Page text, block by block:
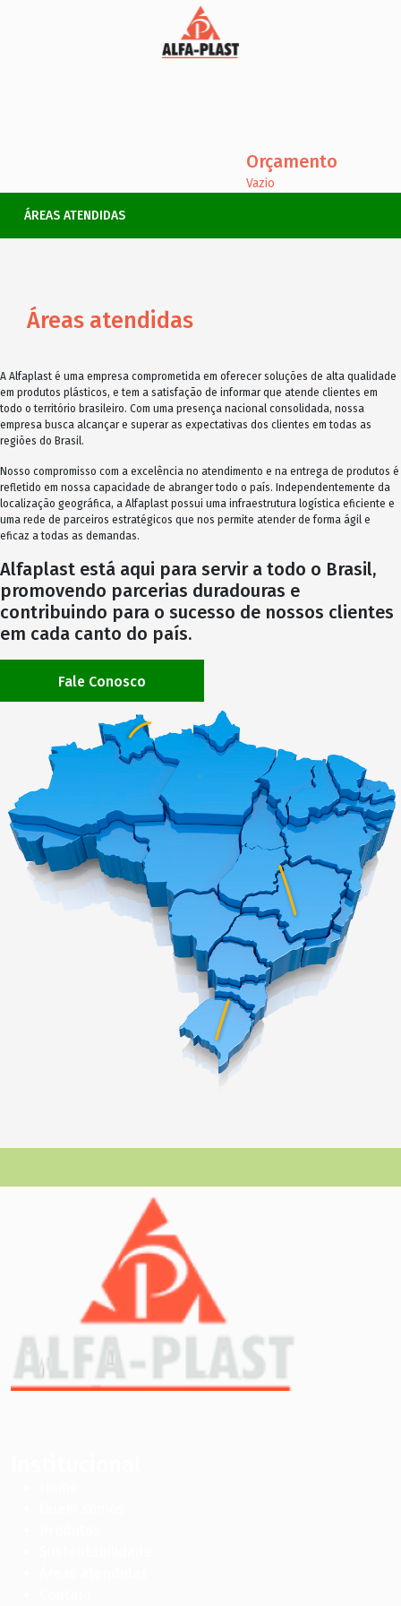
Orçamento
Vazio
ÁREAS ATENDIDAS
Áreas atendidas
A Alfaplast é uma empresa comprometida em oferecer soluções de alta qualidade
em produtos plásticos, e tem a satisfação de informar que atende clientes em
todo o território brasileiro. Com uma presença nacional consolidada, nossa
empresa busca alcançar e superar as expectativas dos clientes em todas as
regiões do Brasil.
Nosso compromisso com a excelência no atendimento e na entrega de produtos é
refletido em nossa capacidade de abranger todo o país. Independentemente da
localização geográfica, a Alfaplast possui uma infraestrutura logística eficiente e
uma rede de parceiros estratégicos que nos permite atender de forma ágil e
eficaz a todas as demandas.
Alfaplast está aqui para servir a todo o Brasil,
promovendo parcerias duradouras e
contribuindo para o sucesso de nossos clientes
em cada canto do país.
Fale Conosco